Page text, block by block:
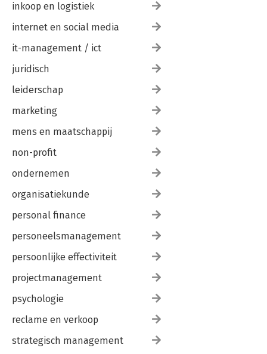
inkoop en logistiek
internet en social media
it-management / ict
juridisch
leiderschap
marketing
mens en maatschappij
non-profit
ondernemen
organisatiekunde
personal finance
personeelsmanagement
persoonlijke effectiviteit
projectmanagement
psychologie
reclame en verkoop
strategisch management